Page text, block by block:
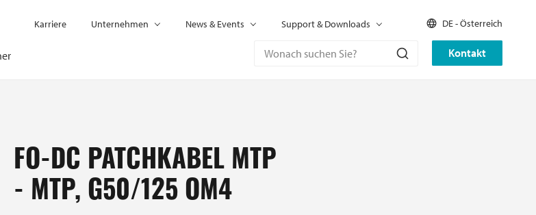
Kontakt
Karriere Unternehmen News & Events Support & Downloads DE - Österreich
FO-DC PATCHKABEL MTP
- MTP, G50/125 OM4